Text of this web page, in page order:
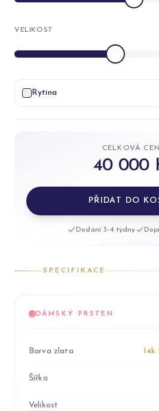
VELIKOST
Rytina
CELKOVÁ
40 000
PŘIDAT DO
Dodání 3-4 týdny
SPECIFIKACE
DÁMSKÝ PRSTEN
Barva zlata
Šířka
Velikost